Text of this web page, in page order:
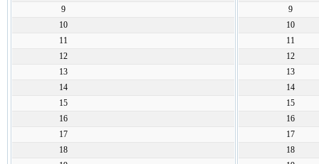
9
10
11
12
13
14
15
16
17
18
9
10
11
12
13
14
15
16
17
18